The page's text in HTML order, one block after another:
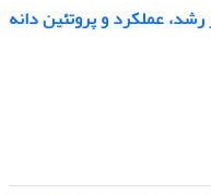
رشد، عملکرد و پروتئین دانه